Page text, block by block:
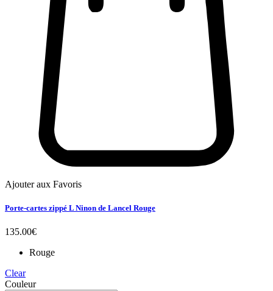
Ajouter aux Favoris
Porte-cartes zippé L Ninon de Lancel Rouge
135.00€
Rouge
Clear
Couleur